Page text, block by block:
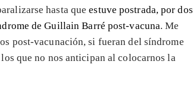
hasta queestuve postrada, por dos
de Guillain Barré post-vacuna. Me
post-vacunación, si fueran del síndrome
que no nos anticipan al colocarnos la